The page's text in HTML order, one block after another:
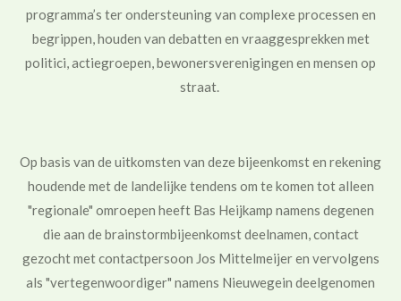
programma’s ter ondersteuning van complexe processen en
begrippen, houden van debatten en vraaggesprekken met
politici, actiegroepen, bewonersverenigingen en mensen op
straat.
Op basis van de uitkomsten van deze bijeenkomst en rekening
houdende met de landelijke tendens om te komen tot alleen
"regionale" omroepen heeft Bas Heijkamp namens degenen
die aan de brainstormbijeenkomst deelnamen, contact
gezocht met contactpersoon Jos Mittelmeijer en vervolgens
als "vertegenwoordiger" namens Nieuwegein deelgenomen